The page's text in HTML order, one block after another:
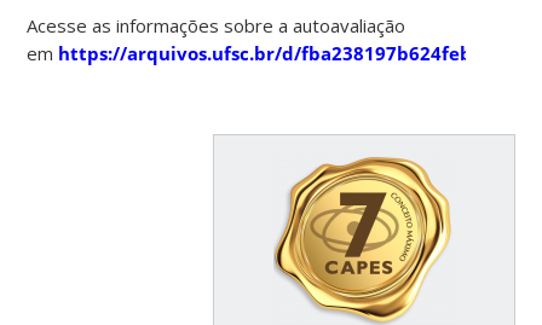
Acesse as informações sobre a autoavaliação
em https://arquivos.ufsc.br/d/fba238197b624feba358/